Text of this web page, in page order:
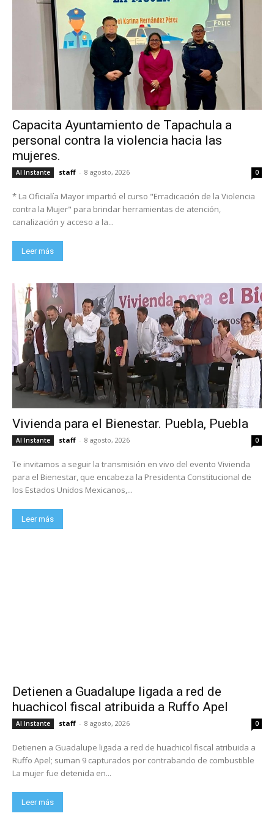
Capacita Ayuntamiento de Tapachula a
personal contra la violencia hacia las
mujeres.
Al Instante staff - 8 agosto, 2026 0
* La Oficialía Mayor impartió el curso "Erradicación de la Violencia
contra la Mujer" para brindar herramientas de atención,
canalización y acceso a la...
Leer más
Vivienda para el Bienestar. Puebla, Puebla
Al Instante staff - 8 agosto, 2026 0
Te invitamos a seguir la transmisión en vivo del evento Vivienda
para el Bienestar, que encabeza la Presidenta Constitucional de
los Estados Unidos Mexicanos,...
Leer más
Detienen a Guadalupe ligada a red de
huachicol fiscal atribuida a Ruffo Apel
Al Instante staff - 8 agosto, 2026 0
Detienen a Guadalupe ligada a red de huachicol fiscal atribuida a
Ruffo Apel; suman 9 capturados por contrabando de combustible
La mujer fue detenida en...
Leer más